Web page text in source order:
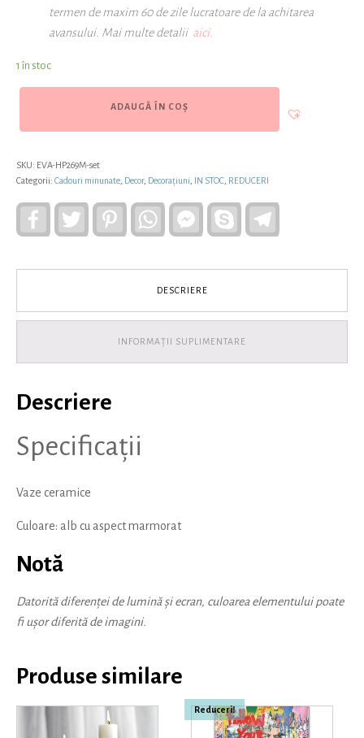
termen de maxim 60 de zile lucratoare de la achitarea
avansului. Mai multe detalii aici.
1 în stoc
ADAUGĂ ÎN COȘ
SKU: EVA-HP269M-set
Categorii: Cadouri minunate Decor, Decorațiuni IN STOC REDUCERI
FacebookTwitter PinterestWhatsAppFacebook
Messenger
Skype
DESCRIERE
INFORMAȚII SUPLIMENTARE
Descriere
Specificații
Vaze ceramice
Culoare: alb cu aspect marmorat
Notă
Datorită diferenței de lumină și ecran, culoarea elementului poate
fi ușor diferită de imagini.
Produse similare
Reduceri!